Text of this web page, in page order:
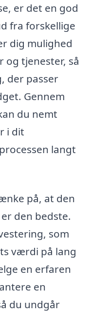
er det en god
fra forskellige
dig mulighed
og tjenester, så
der passer
Gennem
du nemt
i dit
langt
på, at den
den bedste.
som
værdi på lang
en erfaren
en
du undgår